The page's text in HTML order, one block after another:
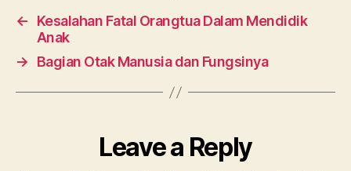
←
Kesalahan Fatal Orangtua Dalam Mendidik
Anak
→
Bagian Otak Manusia dan Fungsinya
Leave a Reply